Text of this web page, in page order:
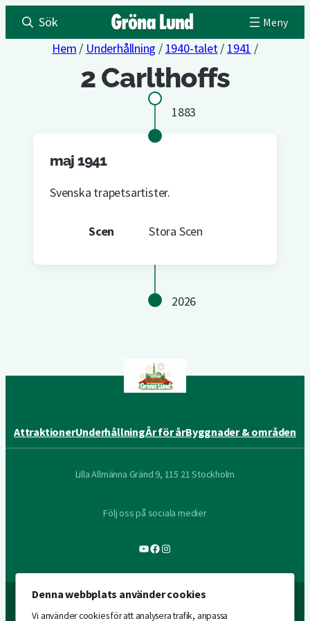
Sök
Hem / Underhållning / 1940-talet/ 1941 /
2 Carlthoffs
1883
maj 1941
Svenska trapetsartister.
Scen Stora Scen
2026
AttraktionerUnderhållningÅr för årByggnader & områden
Lilla Allmänna Gränd 9, 115 21 Stockholm
Följ oss på sociala medier
YouTube
Facebook
Instagram
Denna webbplats använder cookies
Vi använder cookies för att analysera trafik, anpassa